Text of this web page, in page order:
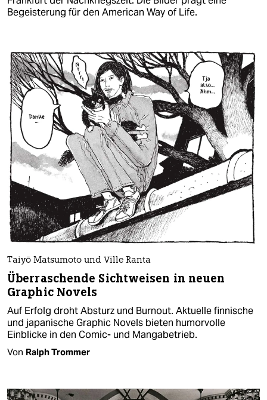
Begeisterung für den American Way of Life.
Taiyō Matsumoto und Ville Ranta
Überraschende Sichtweisen in neuen
Graphic Novels
Auf Erfolg droht Absturz und Burnout. Aktuelle finnische
und japanische Graphic Novels bieten humorvolle
Einblicke in den Comic- und Mangabetrieb.
Von Ralph Trommer